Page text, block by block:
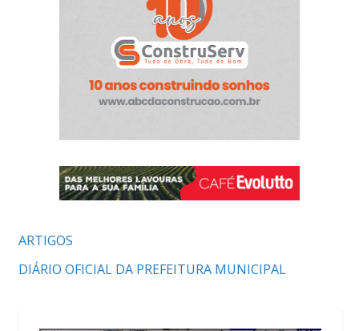
ARTIGOS
DIÁRIO OFICIAL DA PREFEITURA MUNICIPAL